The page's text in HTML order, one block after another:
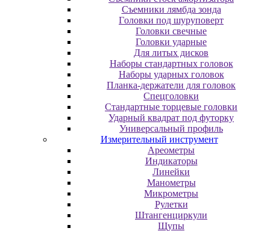
Cъeмники лямбдa зoндa
Гoлoвки пoд шуpупoвepт
Головки свечные
Головки ударные
Для литых дисков
Наборы стандартных головок
Наборы ударных головок
Планка-держатели для головок
Спецголовки
Стандартные торцевые головки
Ударный квадрат под футорку
Универсальный профиль
Измерительный инструмент
Ареометры
Индикаторы
Линейки
Манометры
Микрометры
Рулетки
Штангенциркули
Щупы